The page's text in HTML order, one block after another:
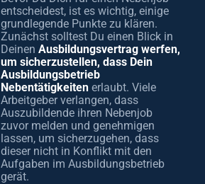
entscheidest, ist es wichtig, einige
grundlegende Punkte zu klären.
Zunächst solltest Du einen Blick in
Deinen Ausbildungsvertrag werfen,
um sicherzustellen, dass Dein
Ausbildungsbetrieb
Nebentätigkeiten erlaubt. Viele
Arbeitgeber verlangen, dass
Auszubildende ihren Nebenjob
zuvor melden und genehmigen
lassen, um sicherzugehen, dass
dieser nicht in Konflikt mit den
Aufgaben im Ausbildungsbetrieb
gerät.